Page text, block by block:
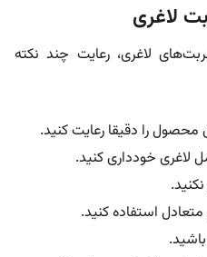
لاغری
لاغری، رعایت چند نکته
را دقیقا رعایت کنید.
خودداری کنید.
استفاده کنید.